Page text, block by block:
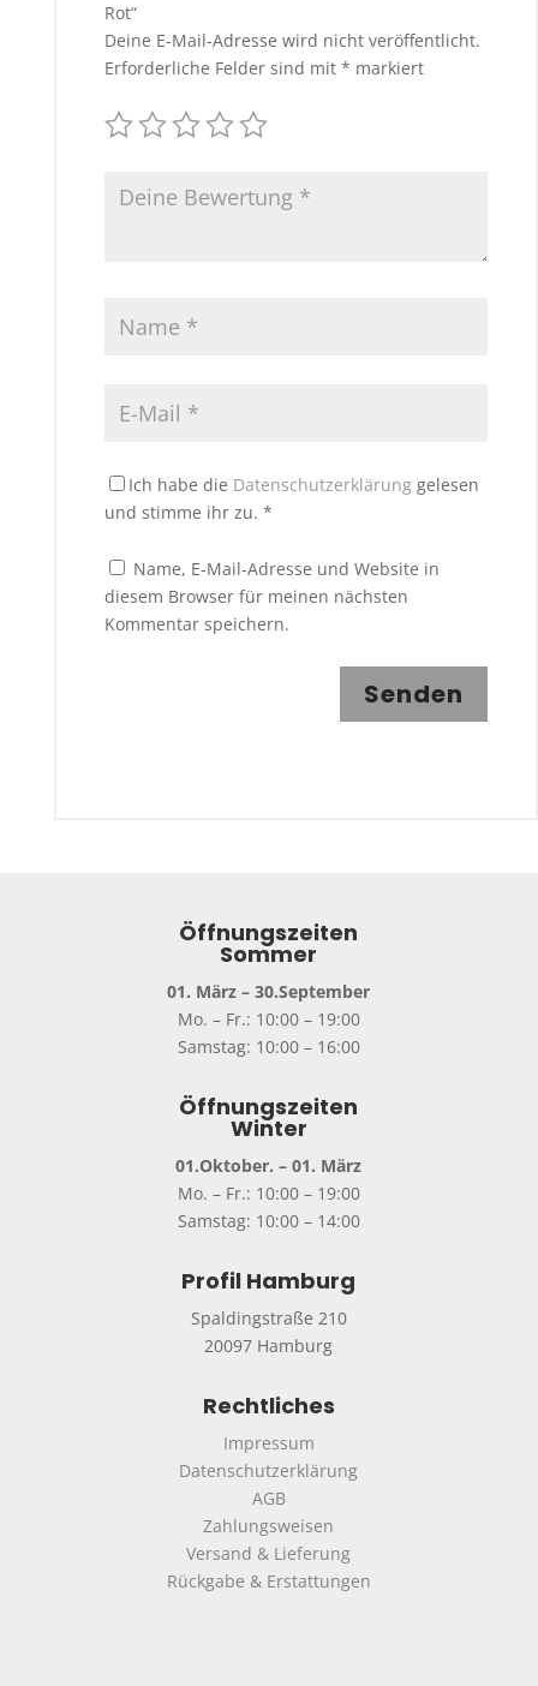
Rot“
Deine E-Mail-Adresse wird nicht veröffentlicht.
Erforderliche Felder sind mit * markiert
Ich habe die Datenschutzerklärunggelesen
und stimme ihr zu. *
Name, E-Mail-Adresse und Website in
diesem Browser für meinen nächsten
Kommentar speichern.
Senden
Öffnungszeiten
Sommer
01. März – 30.September
Mo. – Fr.: 10:00 – 19:00
Samstag: 10:00 – 16:00
Öffnungszeiten
Winter
01.Oktober. – 01. März
Mo. – Fr.: 10:00 – 19:00
Samstag: 10:00 – 14:00
Profil Hamburg
Spaldingstraße 210
20097 Hamburg
Rechtliches
Impressum
Datenschutzerklärung
AGB
Zahlungsweisen
Versand & Lieferung
Rückgabe & Erstattungen